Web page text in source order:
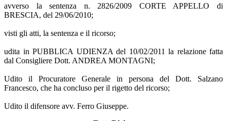
avverso la sentenza n. 2826/2009 CORTE APPELLO di
BRESCIA, del 29/06/2010;
visti gli atti, la sentenza e il ricorso;
udita in PUBBLICA UDIENZA del 10/02/2011 la relazione fatta
dal Consigliere Dott. ANDREA MONTAGNI;
Udito il Procuratore Generale in persona del Dott. Salzano
Francesco, che ha concluso per il rigetto del ricorso;
Udito il difensore avv. Ferro Giuseppe.